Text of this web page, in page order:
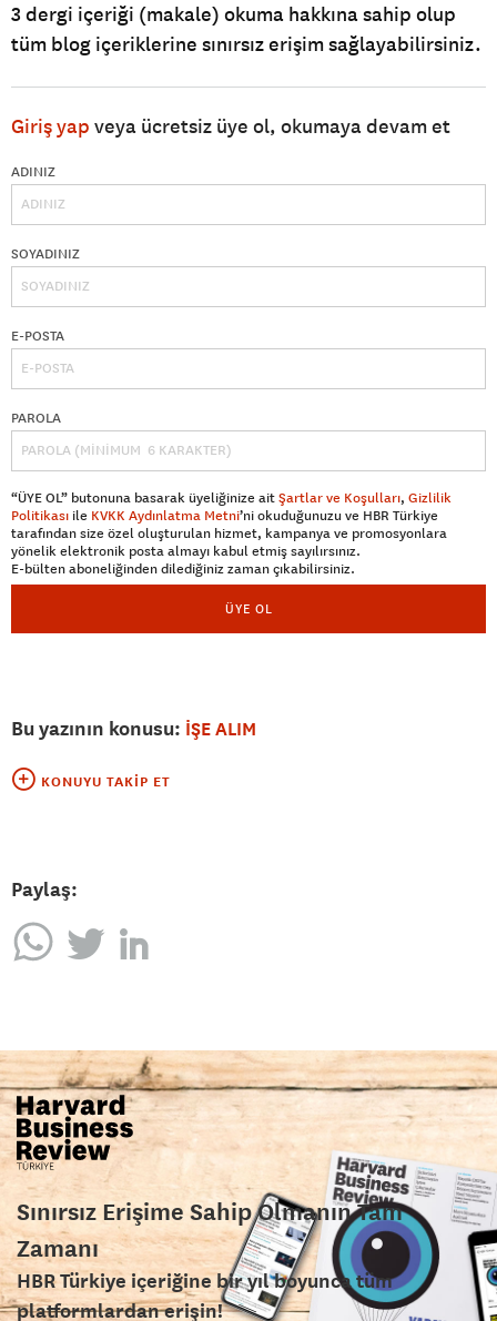
3 dergi içeriği (makale) okuma hakkına sahip olup
tüm blog içeriklerine sınırsız erişim sağlayabilirsiniz.
Giriş yap veya ücretsiz üye ol, okumaya devam et
ADINIZ
SOYADINIZ
E-POSTA
PAROLA
“ÜYE OL” butonuna basarak üyeliğinize aitŞartlar ve Koşulları, Gizlilik
Politikası ile KVKK Aydınlatma Metni’ni okuduğunuzu ve HBR Türkiye
tarafından size özel oluşturulan hizmet, kampanya ve promosyonlara
yönelik elektronik posta almayı kabul etmiş sayılırsınız.
E-bülten aboneliğinden dilediğiniz zaman çıkabilirsiniz.
ÜYE OL
Bu yazının konusu: İŞE ALIM
KONUYU TAKIP ET
Paylaş:
Sınırsız Erişime Sahip Olmanın Tam
Zamanı
HBR Türkiye içeriğine bir yıl boyunca tüm
platformlardan erişin!